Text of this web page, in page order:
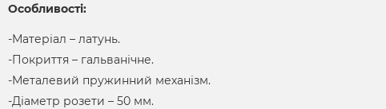
Особливості:
-Матеріал – латунь.
-Покриття – гальванічне.
-Металевий пружинний механізм.
-Діаметр розети – 50 мм.